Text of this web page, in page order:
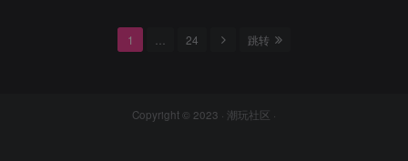
1 24 跳转